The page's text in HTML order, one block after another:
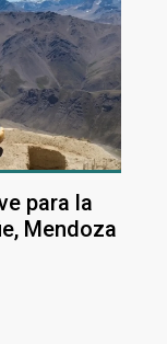
para la
Mendoza